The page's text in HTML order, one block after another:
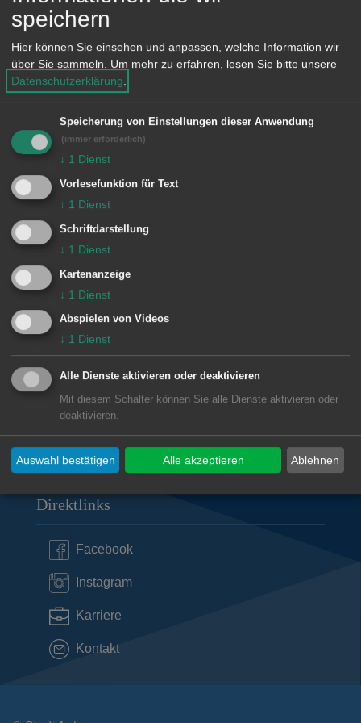
n
Telefon: 07961 53177
E-Mail: Utz4141@aol.com
Einrichtung
Briefmarkensammler-Verein Aalen e.
V.
Unsere Anschrift
Briefmarkensammler-Verein Aalen e. V.
Kaplitzer Straße 22
73479 Ellwangen
07961 53177
Subwebs
Direktlinks
Facebook
Instagram
Karriere
Kontakt
speichern
Hier können Sie einsehen und anpassen, welche Information wir
über Sie sammeln. Um mehr zu erfahren, lesen Sie bitte unsere
Datenschutzerklärung.
Speicherung von Einstellungen dieser Anwendung
(immer erforderlich)
↓ 1 Dienst
Vorlesefunktion für Text
↓ 1 Dienst
Schriftdarstellung
↓ 1 Dienst
Kartenanzeige
↓ 1 Dienst
Abspielen von Videos
↓ 1 Dienst
Alle Dienste aktivieren oder deaktivieren
Mit diesem Schalter können Sie alle Dienste aktivieren oder
deaktivieren.
Ablehnen
Auswahl bestätigen Alle akzeptieren